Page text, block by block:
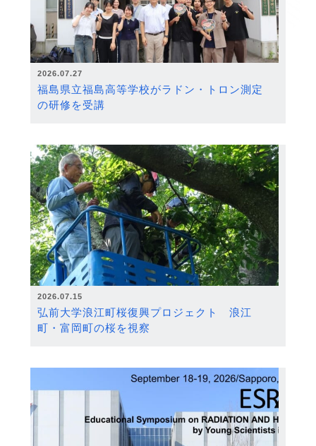
2026.07.27
福島県立福島高等学校がラドン・トロン測定
の研修を受講
2026.07.15
弘前大学浪江町桜復興プロジェクト 浪江
町・富岡町の桜を視察